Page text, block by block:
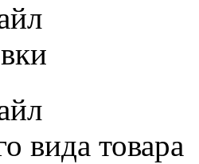
вида товара